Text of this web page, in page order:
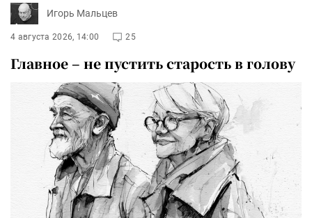
Игорь Мальцев
4 августа 2026, 14:00 25
Главное – не пустить старость в голову